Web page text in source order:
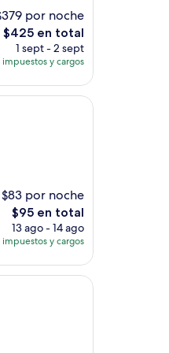
por noche
El
precio
actual
de
$425 en total
1 sept - 2 sept
impuestos y cargos
$83 por noche
El
precio
actual
de
$95 en total
13 ago - 14 ago
impuestos y cargos